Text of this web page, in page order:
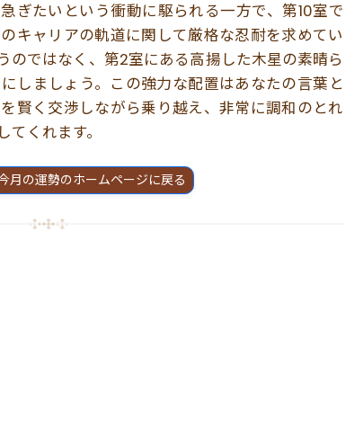
ぎたいという衝動に駆られる一方で、第10室で
キャリアの軌道に関して厳格な忍耐を求めてい
のではなく、第2室にある高揚した木星の素晴ら
しましょう。この強力な配置はあなたの言葉と
賢く交渉しながら乗り越え、非常に調和のとれ
くれます。
月の運勢のホームページに戻る